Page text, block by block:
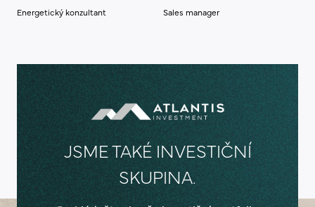
Energetický konzultant Sales manager
JSME TAKÉ INVESTIČNÍ
SKUPINA.